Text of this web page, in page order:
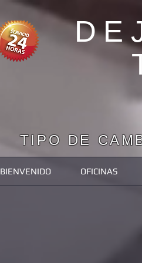
TIPO DE
BIENVENIDO OFICINAS